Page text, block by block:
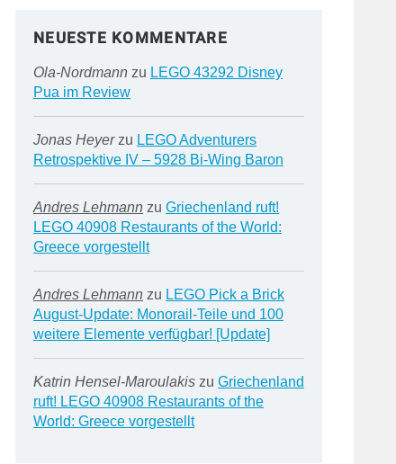
NEUESTE KOMMENTARE
Ola-Nordmannzu LEGO 43292 Disney
Pua im Review
Jonas Heyerzu LEGO Adventurers
Retrospektive IV – 5928 Bi-Wing Baron
Andres Lehmannzu Griechenland ruft!
LEGO 40908 Restaurants of the World:
Greece vorgestellt
Andres Lehmannzu LEGO Pick a Brick
August-Update: Monorail-Teile und 100
weitere Elemente verfügbar! [Update]
Katrin Hensel-Maroulakiszu Griechenland
ruft! LEGO 40908 Restaurants of the
World: Greece vorgestellt